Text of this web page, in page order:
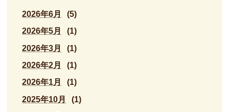
2026年6月
(5)
2026年5月
(1)
2026年3月
(1)
2026年2月
(1)
2026年1月
(1)
2025年10月
(1)